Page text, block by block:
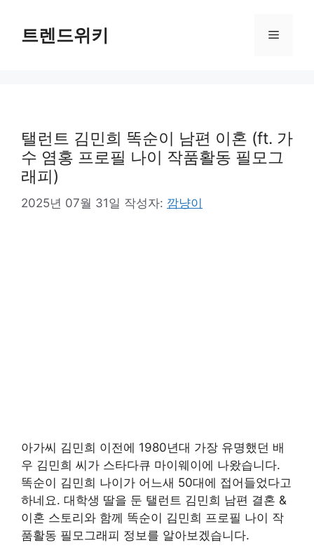
트렌드위키 메
탤런트 김민희 똑순이 남편 이혼 (ft. 가
수 염홍 프로필 나이 작품활동 필모그
래피)
2025년 07월 31일 작성자: 깜냥이
아가씨 김민희 이전에 1980년대 가장 유명했던 배
우 김민희 씨가 스타다큐 마이웨이에 나왔습니다.
똑순이 김민희 나이가 어느새 50대에 접어들었다고
하네요. 대학생 딸을 둔 탤런트 김민희 남편 결혼 &
이혼 스토리와 함께 똑순이 김민희 프로필 나이 작
품활동 필모그래피 정보를 알아보겠습니다.